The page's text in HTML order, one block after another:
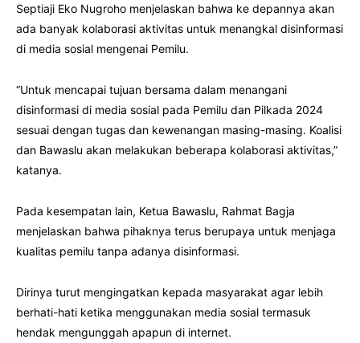
Septiaji Eko Nugroho menjelaskan bahwa ke depannya akan
ada banyak kolaborasi aktivitas untuk menangkal disinformasi
di media sosial mengenai Pemilu.
“Untuk mencapai tujuan bersama dalam menangani
disinformasi di media sosial pada Pemilu dan Pilkada 2024
sesuai dengan tugas dan kewenangan masing-masing. Koalisi
dan Bawaslu akan melakukan beberapa kolaborasi aktivitas,”
katanya.
Pada kesempatan lain, Ketua Bawaslu, Rahmat Bagja
menjelaskan bahwa pihaknya terus berupaya untuk menjaga
kualitas pemilu tanpa adanya disinformasi.
Dirinya turut mengingatkan kepada masyarakat agar lebih
berhati-hati ketika menggunakan media sosial termasuk
hendak mengunggah apapun di internet.